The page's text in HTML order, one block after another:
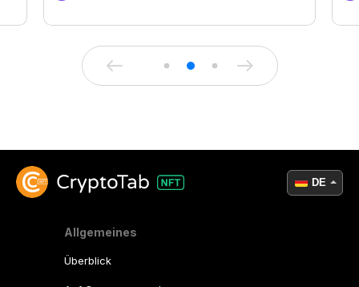
Allgemeines
Überblick
DE